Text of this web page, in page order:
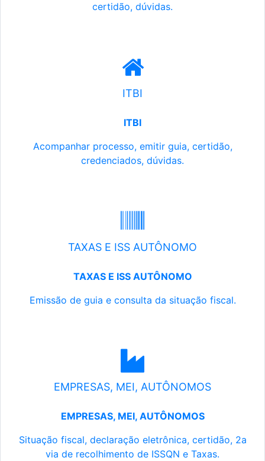
certidão, dúvidas.
ITBI
ITBI
Acompanhar processo, emitir guia, certidão,
credenciados, dúvidas.
TAXAS E ISS AUTÔNOMO
TAXAS E ISS AUTÔNOMO
Emissão de guia e consulta da situação fiscal.
EMPRESAS, MEI, AUTÔNOMOS
EMPRESAS, MEI, AUTÔNOMOS
Situação fiscal, declaração eletrônica, certidão, 2a
via de recolhimento de ISSQN e Taxas.